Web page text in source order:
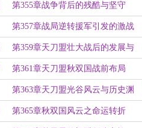
第355章战争背后的残酷与坚守
第357章战局逆转援军引发的激战
第359章天刀盟壮大战后的发展与
布局
第361章天刀盟秋双国战前布局
第363章天刀盟光谷风云与历史渊
源
第365章秋双国风云之命运转折